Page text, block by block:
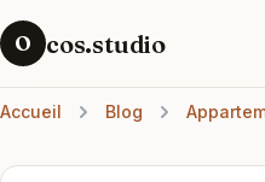
O cos.studio
Accueil Blog